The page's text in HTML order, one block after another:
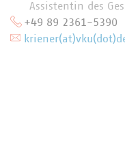
Assistentin des
+49 89 2361-5390